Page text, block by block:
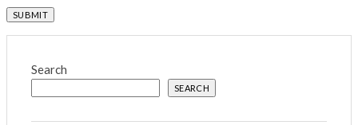
Search
SEARCH